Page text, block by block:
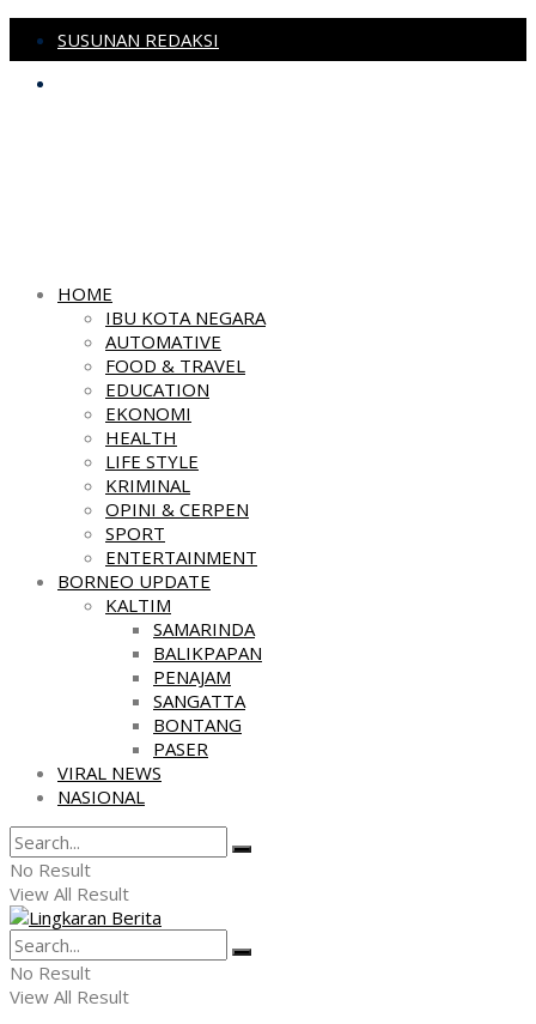
SUSUNAN REDAKSI
HOME
IBU KOTA NEGARA
AUTOMATIVE
FOOD & TRAVEL
EDUCATION
EKONOMI
HEALTH
LIFE STYLE
KRIMINAL
OPINI & CERPEN
SPORT
ENTERTAINMENT
BORNEO UPDATE
KALTIM
SAMARINDA
BALIKPAPAN
PENAJAM
SANGATTA
BONTANG
PASER
VIRAL NEWS
NASIONAL
No Result
View All Result
No Result
View All Result